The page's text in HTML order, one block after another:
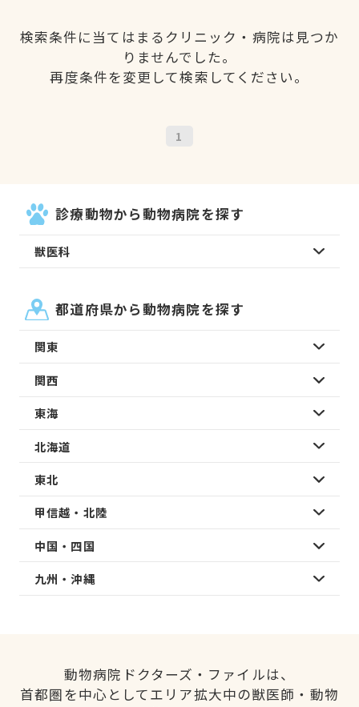
検索条件に当てはまるクリニック・病院は見つか
りませんでした。
再度条件を変更して検索してください。
1
診療動物から動物病院を探す
獣医科
都道府県から動物病院を探す
関東
関西
東海
北海道
東北
甲信越・北陸
中国・四国
九州・沖縄
動物病院ドクターズ・ファイルは、
首都圏を中心としてエリア拡大中の獣医師・動物